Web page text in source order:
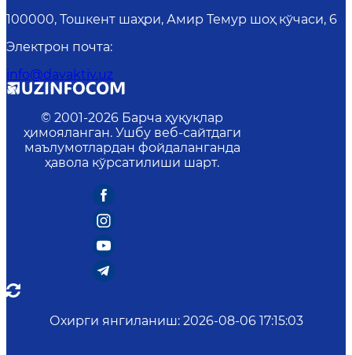
100000, Тошкент шаҳри, Амир Темур шоҳ кўчаси, 6
Электрон почта:
info@davaktiv.uz
© 2001-2026 Барча ҳуқуқлар
ҳимояланган. Ушбу веб-сайтдаги
маълумотлардан фойдаланганда
ҳавола кўрсатилиши шарт.
Охирги янгиланиш: 2026-08-06 17:15:03